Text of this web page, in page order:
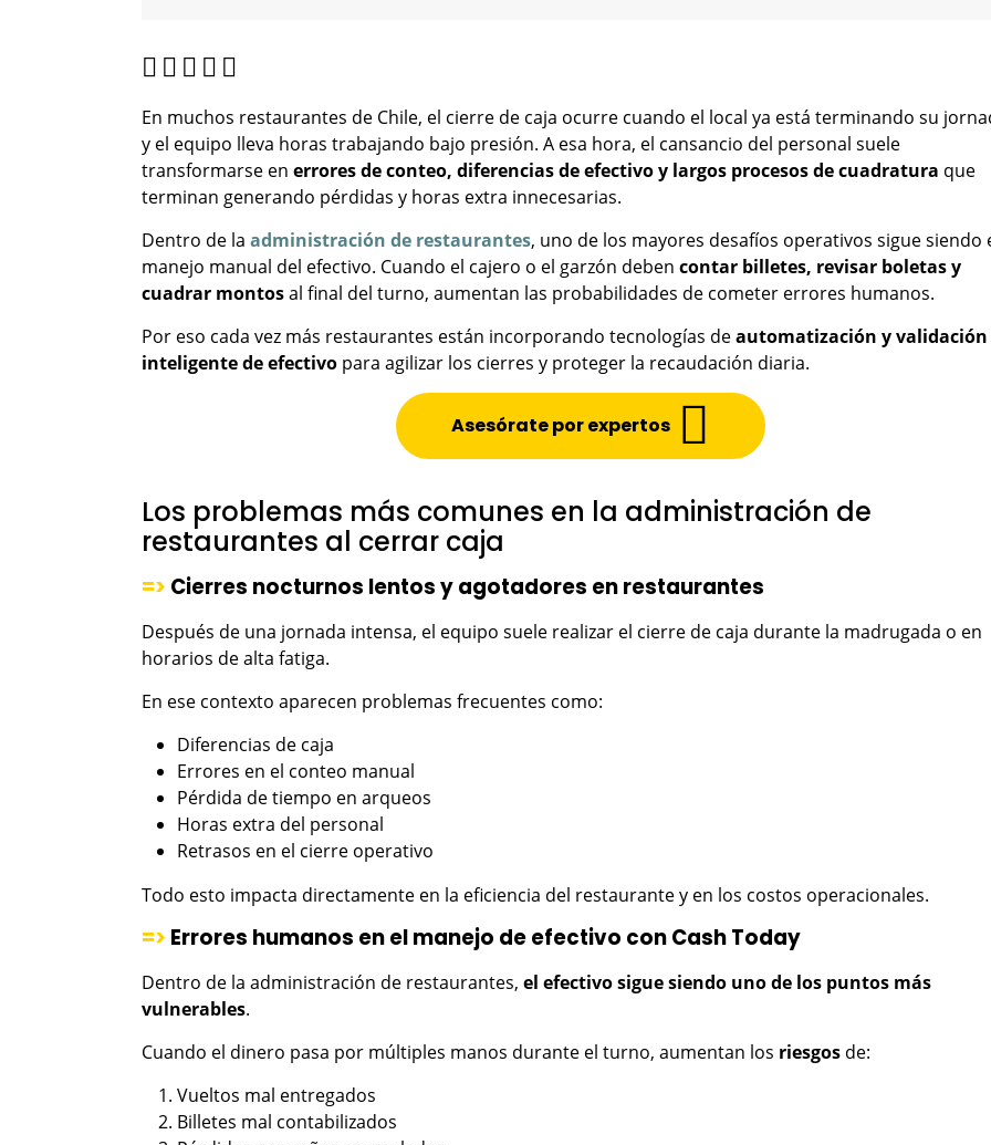
En muchos restaurantes de Chile, el cierre de caja ocurre cuando el local ya está terminando su
y el equipo lleva horas trabajando bajo presión. A esa hora, el cansancio del personal suele
transformarse en errores de conteo, diferencias de efectivo y largos procesos de cuadratura que
terminan generando pérdidas y horas extra innecesarias.
Dentro de la administración de restaurantes, uno de los mayores desafíos operativos sigue siendo
manejo manual del efectivo. Cuando el cajero o el garzón deben contar billetes, revisar boletas y
cuadrar montosal final del turno, aumentan las probabilidades de cometer errores humanos.
Por eso cada vez más restaurantes están incorporando tecnologías deautomatización y validación
inteligente de efectivo para agilizar los cierres y proteger la recaudación diaria.
Asesórate por expertos
Los problemas más comunes en la administración de
restaurantes al cerrar caja
=> Cierres nocturnos lentos y agotadores en restaurantes
Después de una jornada intensa, el equipo suele realizar el cierre de caja durante la madrugada o en
horarios de alta fatiga.
En ese contexto aparecen problemas frecuentes como:
Diferencias de caja
Errores en el conteo manual
Pérdida de tiempo en arqueos
Horas extra del personal
Retrasos en el cierre operativo
Todo esto impacta directamente en la eficiencia del restaurante y en los costos operacionales.
=> Errores humanos en el manejo de efectivo con Cash Today
Dentro de la administración de restaurantes, el efectivo sigue siendo uno de los puntos más
vulnerables.
Cuando el dinero pasa por múltiples manos durante el turno, aumentan los riesgos de:
Vueltos mal entregados
Billetes mal contabilizados